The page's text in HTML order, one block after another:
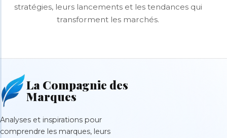
stratégies, leurs lancements et les tendances qui
transforment les marchés.
La Compagnie des
Marques
Analyses et inspirations pour
comprendre les marques, leurs